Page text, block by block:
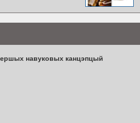
навуковых канцэпцый